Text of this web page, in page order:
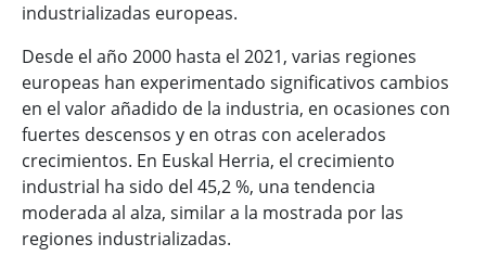
industrializadas europeas.
Desde el año 2000 hasta el 2021, varias regiones
europeas han experimentado significativos cambios
en el valor añadido de la industria, en ocasiones con
fuertes descensos y en otras con acelerados
crecimientos. En Euskal Herria, el crecimiento
industrial ha sido del 45,2 %, una tendencia
moderada al alza, similar a la mostrada por las
regiones industrializadas.